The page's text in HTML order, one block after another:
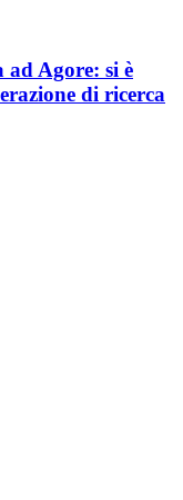
ad Agore: si è
di ricerca